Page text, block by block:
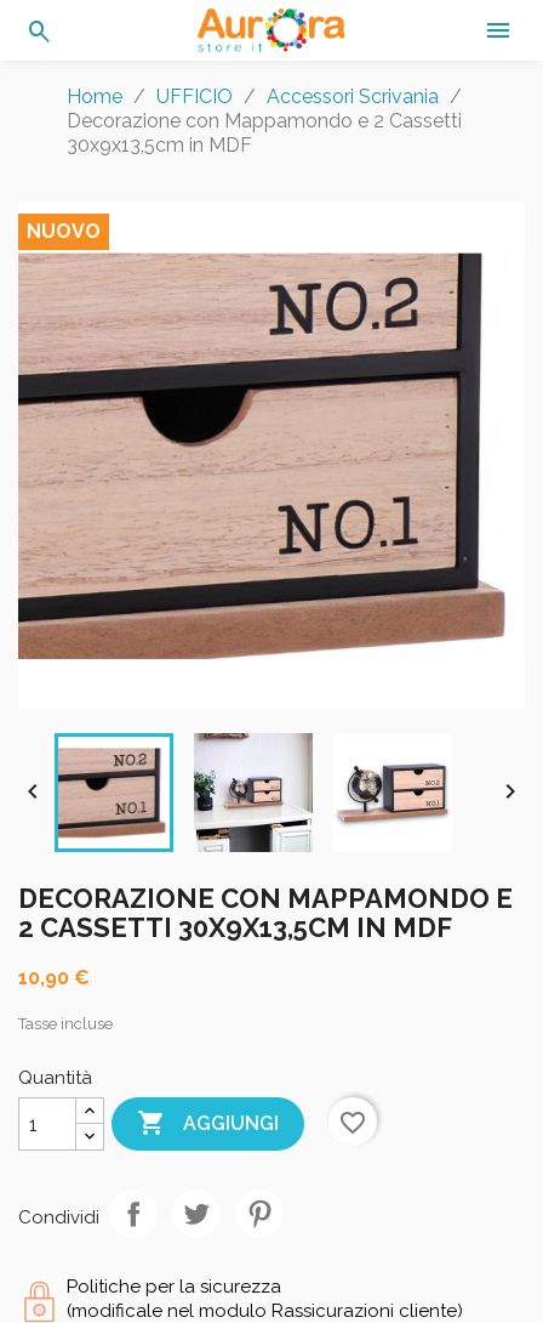
search 
Home UFFICIO
Accessori Scrivania
Decorazione con Mappamondo e 2 Cassetti
30x9x13,5cm in MDF
NUOVO
 
DECORAZIONE CON MAPPAMONDO E
2 CASSETTI 30X9X13,5CM IN MDF
10,90 €
Tasse incluse
Quantità
 AGGIUNGI favorite_border
Condividi
Politiche per la sicurezza
(modificale nel modulo Rassicurazioni cliente)